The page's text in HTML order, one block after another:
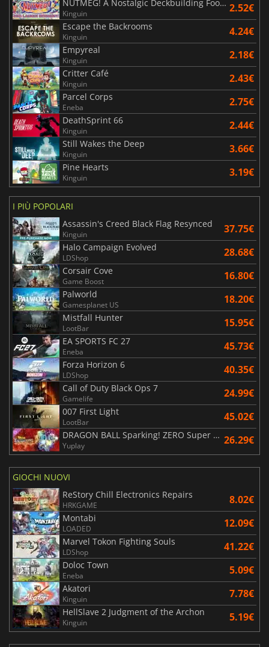
NUTMEG! A Nostalgic Deckbuilding Football Manager
Kinguin 2.52€
Escape the Backrooms
Kinguin 4.24€
Empyreal
Kinguin 2.18€
Critter Café
Kinguin 2.43€
Parcel Corps
Eneba 2.75€
DeathSprint 66
Kinguin 2.44€
Still Wakes the Deep
Kinguin 3.66€
Pine Hearts
Kinguin 3.19€
I PIÙ POPOLARI
Assassin's Creed Black Flag Resynced
Kinguin 37.75€
Halo Campaign Evolved
LDShop 28.68€
Corsair Cove
Game Boost 16.80€
Palworld
Gamesplanet US 18.20€
Mistfall Hunter
LootBar 15.95€
EA SPORTS FC 27
Eneba 45.73€
Forza Horizon 6
LDShop 40.35€
Call of Duty Black Ops 7
Gamelife 24.99€
007 First Light
LootBar 45.02€
DRAGON BALL Sparking! ZERO Super Limit Breaking NEO
Yuplay 26.29€
GIOCHI NUOVI
ReStory Chill Electronics Repairs
HRKGAME 8.02€
Montabi
LOADED 12.09€
Marvel Tokon Fighting Souls
LDShop 41.22€
Doloc Town
Eneba 5.09€
Akatori
Kinguin 7.78€
HellSlave 2 Judgment of the Archon
Kinguin 5.19€